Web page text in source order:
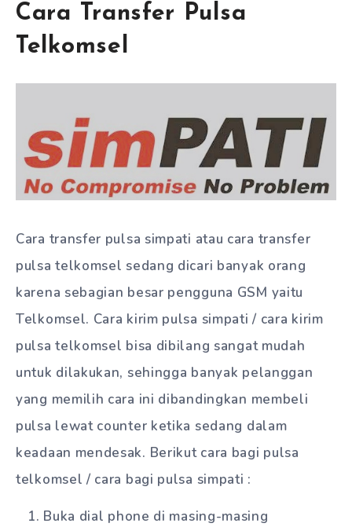
Cara Transfer Pulsa
Telkomsel
Cara transfer pulsa simpati atau cara transfer
pulsa telkomsel sedang dicari banyak orang
karena sebagian besar pengguna GSM yaitu
Telkomsel. Cara kirim pulsa simpati / cara kirim
pulsa telkomsel bisa dibilang sangat mudah
untuk dilakukan, sehingga banyak pelanggan
yang memilih cara ini dibandingkan membeli
pulsa lewat counter ketika sedang dalam
keadaan mendesak. Berikut cara bagi pulsa
telkomsel / cara bagi pulsa simpati :
Buka dial phone di masing-masing